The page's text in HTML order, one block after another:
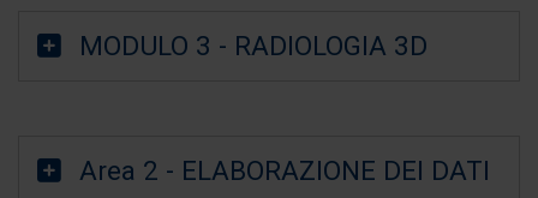
MODULO 3 - RADIOLOGIA 3D
Area 2 - ELABORAZIONE DEI DATI